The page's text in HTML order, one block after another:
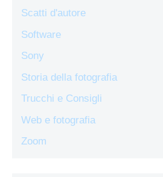
Scatti d'autore
Software
Sony
Storia della fotografia
Trucchi e Consigli
Web e fotografia
Zoom